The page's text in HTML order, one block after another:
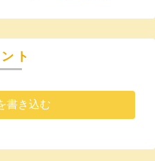
ト
書き込む